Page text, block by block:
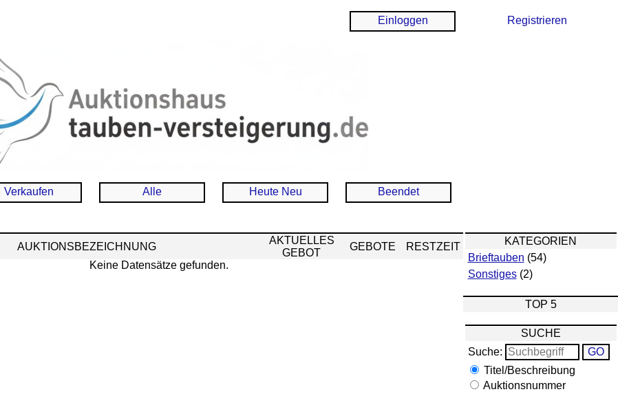
Einloggen Registrieren
Verkaufen Alle Heute Neu Beendet
AUKTIONSBEZEICHNUNG
AKTUELLES
GEBOT
GEBOTE
RESTZEIT
Keine Datensätze gefunden.
KATEGORIEN
Brieftauben (54)
Sonstiges (2)
TOP 5
SUCHE
Suche:
Titel/Beschreibung
Auktionsnummer